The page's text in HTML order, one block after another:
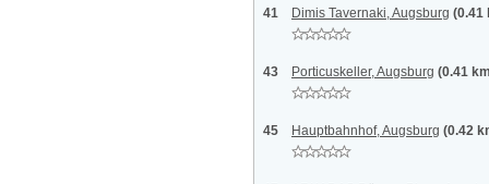
41 Dimis Tavernaki, Augsburg (0.41
43 Porticuskeller, Augsburg (0.41
45 Hauptbahnhof, Augsburg (0.42